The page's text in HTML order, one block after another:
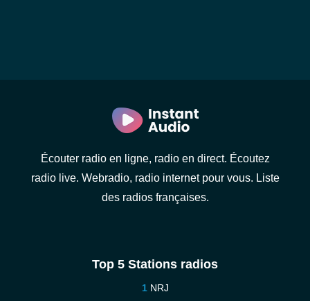
Écouter radio en ligne, radio en direct. Écoutez
radio live. Webradio, radio internet pour vous. Liste
des radios françaises.
Top 5 Stations radios
NRJ